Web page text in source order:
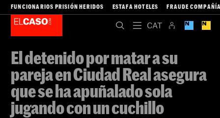
FUNCIONARIOS PRISIÓN HERIDOS ESTAFA HOTELES FRAUDE
El detenido por matar a su
pareja en Ciudad Real asegura
que se ha apuñalado sola
jugando con un cuchillo